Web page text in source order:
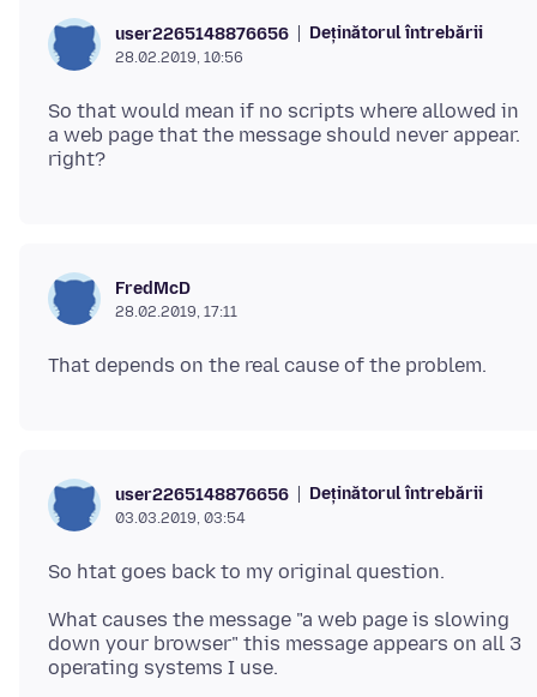
user2265148876656 Deținătorul întrebării
28.02.2019, 10:56
So that would mean if no scripts where allowed in
a web page that the message should never appear.
FredMcD
28.02.2019, 17:11
user2265148876656 Deținătorul întrebării
03.03.2019, 03:54
What causes the message "a web page is slowing
down your browser" this message appears on all 3